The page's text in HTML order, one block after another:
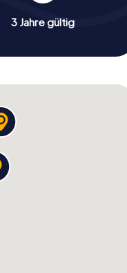
3 Jahre gültig